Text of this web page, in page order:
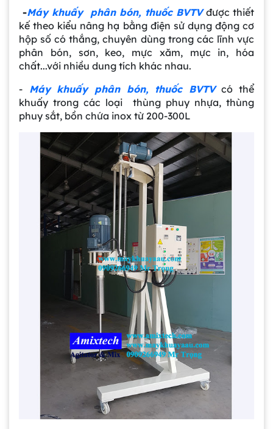
-Máy khuấy phân bón, thuốc BVTV được thiết
kế theo kiểu nâng hạ bằng điện sử dụng động cơ
hộp số có thắng, chuyên dùng trong các lĩnh vực
phân bón, sơn, keo, mực xăm, mực in, hóa
chất...với nhiều dung tích khác nhau.
- Máy khuấy phân bón, thuốc BVTV có thể
khuấy trong các loại thùng phuy nhựa, thùng
phuy sắt, bồn chứa inox từ 200-300L